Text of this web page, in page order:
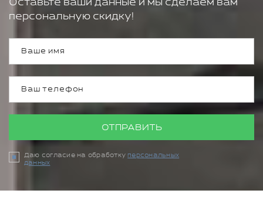
Оставьте ваши данные и мы сделаем вам
персональную скидку!
ОТПРАВИТЬ
Даю согласие на обработку персональных
данных